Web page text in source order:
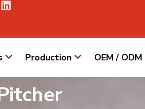
Production OEM / ODM